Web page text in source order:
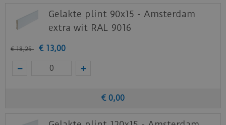
Gelakte plint 90x15 - Amsterdam
extra wit RAL 9016
€ 18,25 € 13,00
€ 0,00